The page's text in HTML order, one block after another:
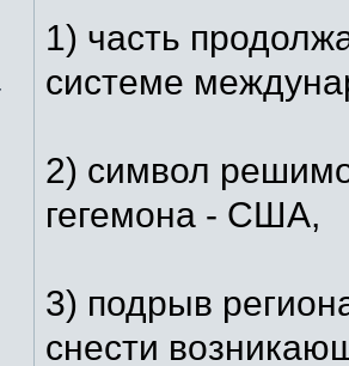
1) часть
системе
2) символ
гегемона - США,
3) подрыв
снести